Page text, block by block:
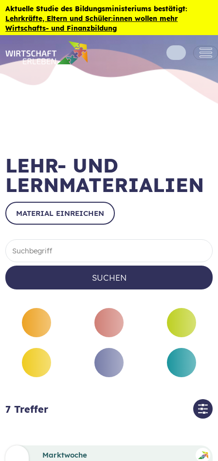
Zum Inhalt der Seite springen
Aktuelle Studie des Bildungsministeriums bestätigt:
Lehrkräfte, Eltern und Schüler:innen wollen mehr
Wirtschafts- und Finanzbildung
LEHR- UND
LERNMATERIALIEN
MATERIAL EINREICHEN
SUCHEN
7 Treffer
Marktwoche